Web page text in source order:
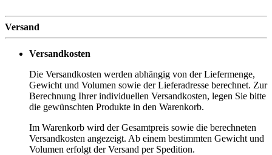
Versand
Versandkosten
Die Versandkosten werden abhängig von der Liefermenge,
Gewicht und Volumen sowie der Lieferadresse berechnet. Zur
Berechnung Ihrer individuellen Versandkosten, legen Sie bitte
die gewünschten Produkte in den Warenkorb.
Im Warenkorb wird der Gesamtpreis sowie die berechneten
Versandkosten angezeigt. Ab einem bestimmten Gewicht und
Volumen erfolgt der Versand per Spedition.